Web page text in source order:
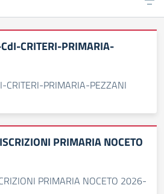
CRITERI-PRIMARIA-
CRITERI-PRIMARIA-PEZZANI
PRIMARIA NOCETO
PRIMARIA NOCETO 2026-